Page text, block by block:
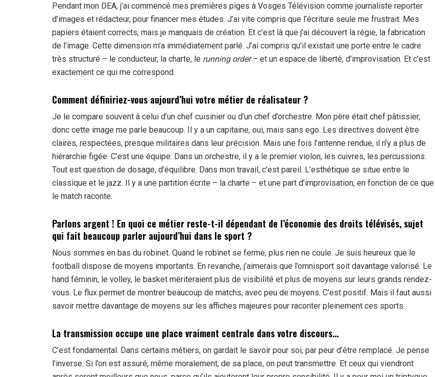
Pendant mon DEA, j’ai commencé mes premières piges à Vosges Télévision comme journaliste reporter
d’images et rédacteur, pour financer mes études. J’ai vite compris que l’écriture seule me frustrait. Mes
papiers étaient corrects, mais je manquais de création. Et c’est là que j’ai découvert la régie, la fabrication
de l’image. Cette dimension m’a immédiatement parlé. J’ai compris qu’il existait une porte entre le cadre
très structuré – le conducteur, la charte, le running order– et un espace de liberté, d’improvisation. Et c’est
exactement ce qui me correspond.
Comment définiriez-vous aujourd’hui votre métier de réalisateur ?
Je le compare souvent à celui d’un chef cuisinier ou d’un chef d’orchestre. Mon père était chef pâtissier,
donc cette image me parle beaucoup. Il y a un capitaine, oui, mais sans ego. Les directives doivent être
claires, respectées, presque militaires dans leur précision. Mais une fois l’antenne rendue, il n’y a plus de
hiérarchie figée. C’est une équipe. Dans un orchestre, il y a le premier violon, les cuivres, les percussions.
Tout est question de dosage, d’équilibre. Dans mon travail, c’est pareil. L’esthétique se situe entre le
classique et le jazz. Il y a une partition écrite – la charte – et une part d’improvisation, en fonction de ce que
le match raconte.
Parlons argent ! En quoi ce métier reste-t-il dépendant de l’économie des droits télévisés, sujet
qui fait beaucoup parler aujourd’hui dans le sport ?
Nous sommes en bas du robinet. Quand le robinet se ferme, plus rien ne coule. Je suis heureux que le
football dispose de moyens importants. En revanche, j’aimerais que l’omnisport soit davantage valorisé. Le
hand féminin, le volley, le basket mériteraient plus de visibilité et plus de moyens sur leurs grands rendez-
vous. Le flux permet de montrer beaucoup de matchs, avec peu de moyens. C’est positif. Mais il faut aussi
savoir mettre davantage de moyens sur les affiches majeures pour raconter pleinement ces sports.
La transmission occupe une place vraiment centrale dans votre discours…
C’est fondamental. Dans certains métiers, on gardait le savoir pour soi, par peur d’être remplacé. Je pense
l’inverse. Si l’on est assuré, même moralement, de sa place, on peut transmettre. Et ceux qui viendront